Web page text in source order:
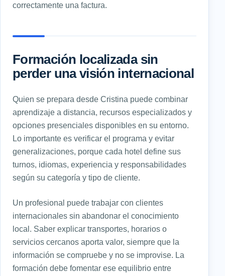
correctamente una factura.
Formación localizada sin
perder una visión internacional
Quien se prepara desde Cristina puede combinar
aprendizaje a distancia, recursos especializados y
opciones presenciales disponibles en su entorno.
Lo importante es verificar el programa y evitar
generalizaciones, porque cada hotel define sus
turnos, idiomas, experiencia y responsabilidades
según su categoría y tipo de cliente.
Un profesional puede trabajar con clientes
internacionales sin abandonar el conocimiento
local. Saber explicar transportes, horarios o
servicios cercanos aporta valor, siempre que la
información se compruebe y no se improvise. La
formación debe fomentar ese equilibrio entre